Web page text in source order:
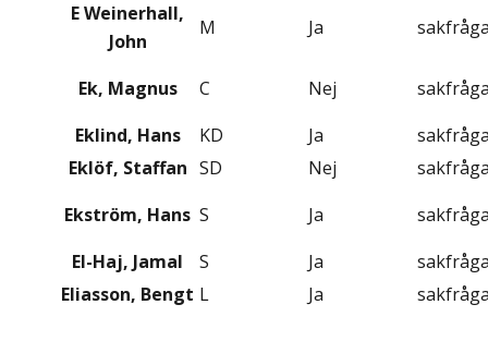
E Weinerhall,
John
M Ja
Ek, Magnus C Nej
Eklind, Hans
KD Ja
Eklöf, Staffan SD Nej
Ekström, Hans S Ja
El-Haj, Jamal
S Ja
Eliasson, Bengt L Ja